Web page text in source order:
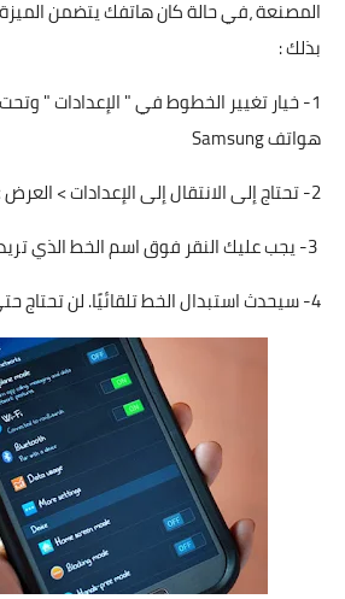
المصنعة ،في حالة كان هاتفك يتضمن
بذلك :
1- خيار تغيير الخطوط في " الإعدادات "
هواتف Samsung
2- تحتاج إلى الانتقال إلى الإعدادات > العرض > نمط الخط .
4- سيحدث استبدال الخط تلقائيًا. لن تحتاج حتى إلى إعادة التشغيل.